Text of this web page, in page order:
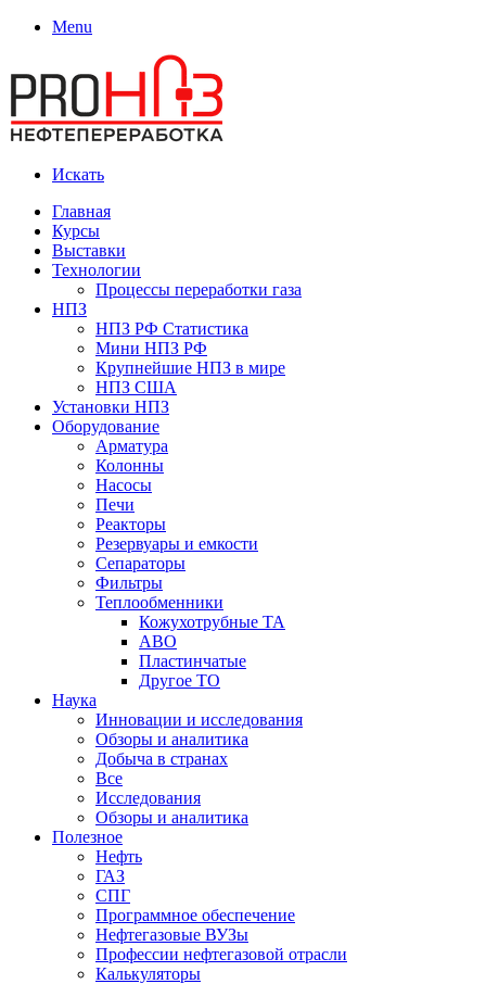
Menu
Искать
Главная
Курсы
Выставки
Технологии
Процессы переработки газа
НПЗ
НПЗ РФ Статистика
Мини НПЗ РФ
Крупнейшие НПЗ в мире
НПЗ США
Установки НПЗ
Оборудование
Арматура
Колонны
Насосы
Печи
Реакторы
Резервуары и емкости
Сепараторы
Фильтры
Теплообменники
Кожухотрубные ТА
АВО
Пластинчатые
Другое ТО
Наука
Инновации и исследования
Обзоры и аналитика
Добыча в странах
Все
Исследования
Обзоры и аналитика
Полезное
Нефть
ГАЗ
СПГ
Программное обеспечение
Нефтегазовые ВУЗы
Профессии нефтегазовой отрасли
Калькуляторы